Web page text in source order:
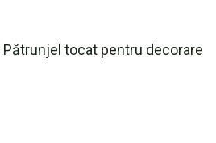
Pătrunjel tocat pentru decorare